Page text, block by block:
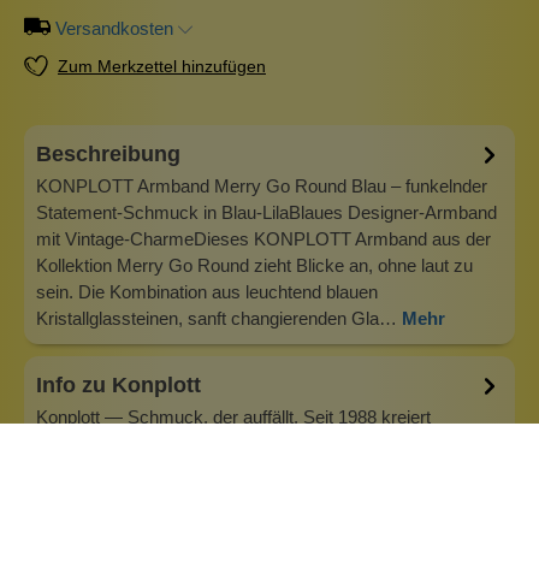
Versandkosten
Zum Merkzettel hinzufügen
Beschreibung
KONPLOTT Armband Merry Go Round Blau – funkelnder
Statement-Schmuck in Blau-LilaBlaues Designer-Armband
mit Vintage-CharmeDieses KONPLOTT Armband aus der
Kollektion Merry Go Round zieht Blicke an, ohne laut zu
sein. Die Kombination aus leuchtend blauen
Kristallglassteinen, sanft changierenden Gla… Mehr
Info zu Konplott
Konplott — Schmuck, der auffällt. Seit 1988 kreiert